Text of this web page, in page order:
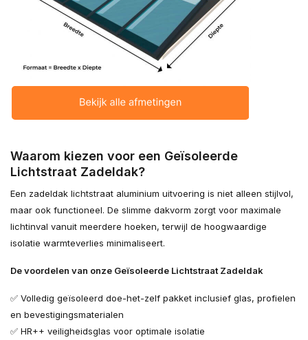
Waarom kiezen voor een Geïsoleerde
Lichtstraat Zadeldak?
Een zadeldak lichtstraat aluminium uitvoering is niet alleen stijlvol,
maar ook functioneel. De slimme dakvorm zorgt voor maximale
lichtinval vanuit meerdere hoeken, terwijl de hoogwaardige
isolatie warmteverlies minimaliseert.
De voordelen van onze Geïsoleerde Lichtstraat Zadeldak
✅ Volledig geïsoleerd doe-het-zelf pakket inclusief glas, profielen
en bevestigingsmaterialen
✅ HR++ veiligheidsglas voor optimale isolatie